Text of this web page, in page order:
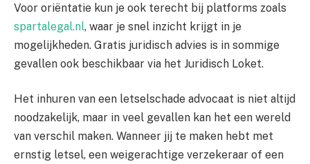
Voor oriëntatie kun je ook terecht bij platforms zoals
spartalegal.nl, waar je snel inzicht krijgt in je
mogelijkheden. Gratis juridisch advies is in sommige
gevallen ook beschikbaar via het Juridisch Loket.
Het inhuren van een letselschade advocaat is niet altijd
noodzakelijk, maar in veel gevallen kan het een wereld
van verschil maken. Wanneer jij te maken hebt met
ernstig letsel, een weigerachtige verzekeraar of een